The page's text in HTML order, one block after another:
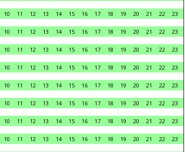
10 11 12 13 14 15 16 17 18 19 20 21 22
23
10 11 12 13 14 15 16 17 18 19 20 21 22
23
10 11 12 13 14 15 16 17 18 19 20 21 22
23
10 11 12 13 14 15 16 17 18 19 20 21 22
23
10 11 12 13 14 15 16 17 18 19 20 21 22
23
10 11 12 13 14 15 16 17 18 19 20 21 22
23
10 11 12 13 14 15 16 17 18 19 20 21 22
23
10 11 12 13 14 15 16 17 18 19 20 21 22
23